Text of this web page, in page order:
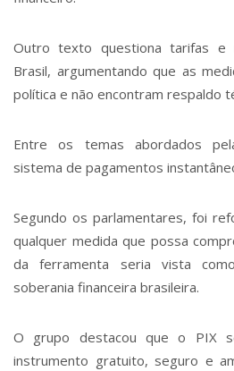
Outro texto questiona tarifas e
Brasil, argumentando que as
política e não encontram respaldo
Entre os temas abordados
sistema de pagamentos
Segundo os parlamentares, foi
qualquer medida que possa
da ferramenta seria vista
soberania financeira brasileira.
O grupo destacou que o PIX
instrumento gratuito, seguro e